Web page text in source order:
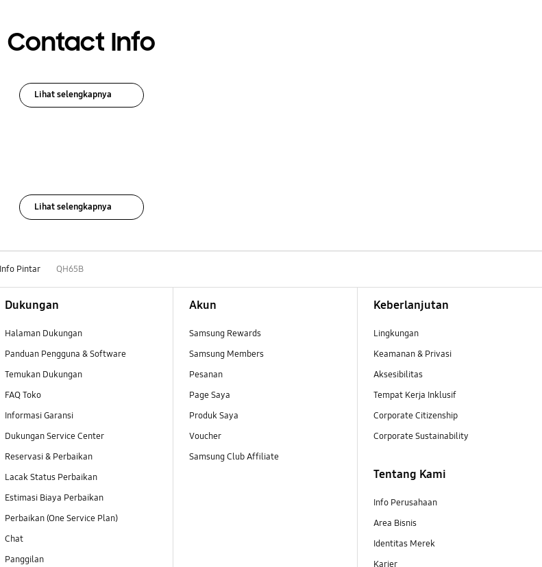
Contact Info
Lihat selengkapnya
Lihat selengkapnya
Pintar QH65B
Dukungan
Halaman Dukungan
Panduan Pengguna & Software
Temukan Dukungan
FAQ Toko
Informasi Garansi
Dukungan Service Center
Reservasi & Perbaikan
Lacak Status Perbaikan
Estimasi Biaya Perbaikan
Perbaikan (One Service Plan)
Chat
Panggilan
Akun
Samsung Rewards
Samsung Members
Pesanan
Page Saya
Produk Saya
Voucher
Samsung Club Affiliate
Keberlanjutan
Lingkungan
Keamanan & Privasi
Aksesibilitas
Tempat Kerja Inklusif
Corporate Citizenship
Corporate Sustainability
Tentang Kami
Info Perusahaan
Area Bisnis
Identitas Merek
Karier